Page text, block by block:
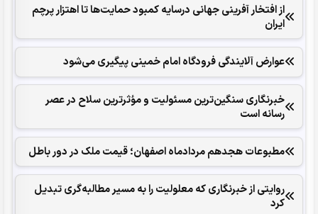
از افتخار آفرینی جهانی درسایه کمبود حمایت‌ها تا اهتزار پرچم
ایران
عوارض آلایندگی فرودگاه امام خمینی پیگیری می‌شود
خبرنگاری سنگین‌ترین مسئولیت و مؤثرترین سلاح در عصر
رسانه است
مطبوعات هجدهم مردادماه اصفهان؛ قیمت ملک در دور باطل
روایتی از خبرنگاری که معلولیت را به مسیر مطالبه‌گری تبدیل
کرد